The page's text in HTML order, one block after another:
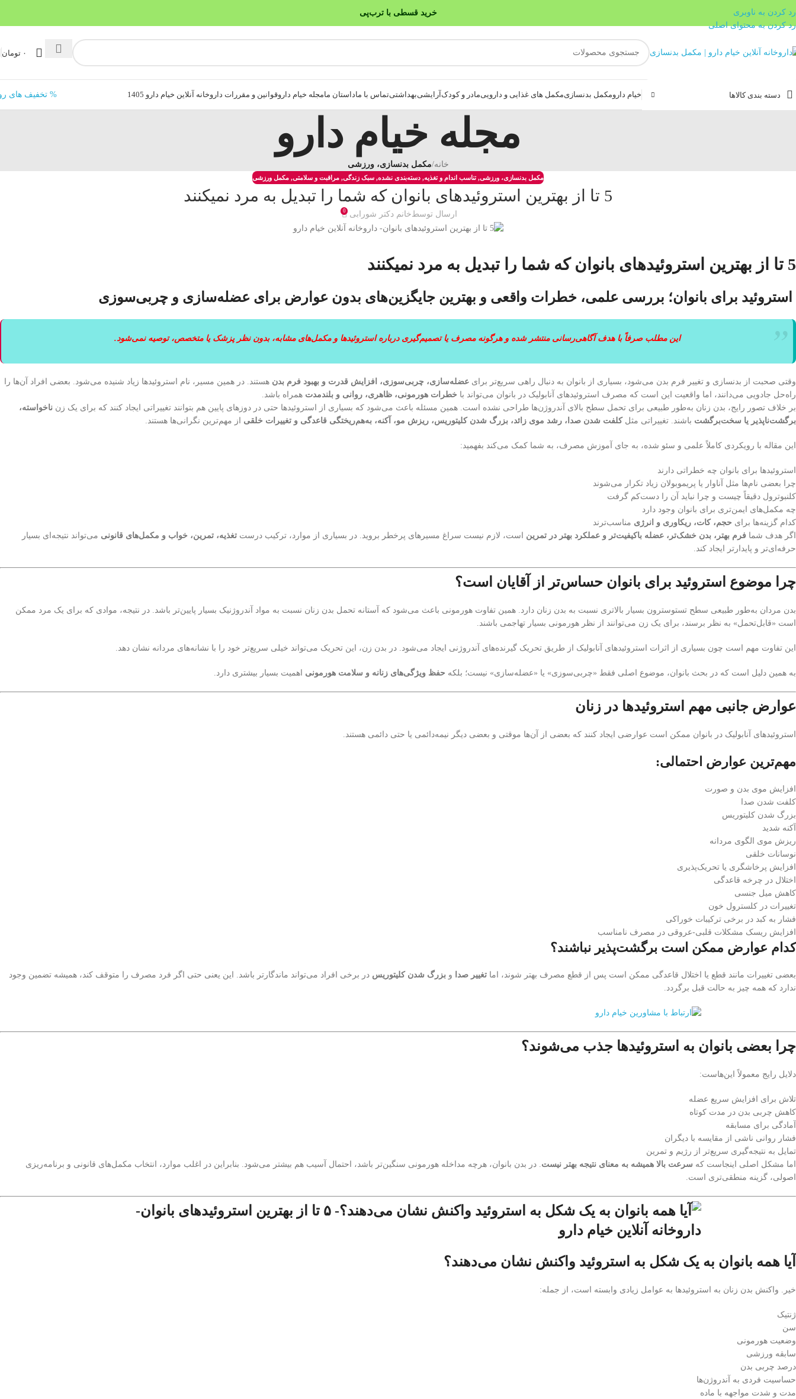
خرید قسطی با ترب‌پی
۴ قسط، بدون کارمزد
بدون ضامن، بدون سود
رد کردن به ناوبری
رد کردن به محتوای اصلی
۰ تومان
دسته بندی کالاها خیام دارومکمل بدنسازیمکمل های غذایی و داروییمادر و کودک آرایشیبهداشتیتماس با ماداستان مامجله خیام داروقوانین و مقررات داروخانه آنلاین خیام دارو 1405 % تخفیف های
مجله خیام دارو
خانه/مکمل بدنسازی، ورزشی
مکمل بدنسازی، ورزشی,تناسب اندام و تغذیه, دسته‌بندی نشده, سبک زندگی, مراقبت و سلامتی, مکمل ورزشی
5 تا از بهترین استروئیدهای بانوان که شما را تبدیل به مرد نمیکنند
ارسال توسطخانم دکتر شورابی 0
5 تا از بهترین استروئیدهای بانوان که شما را تبدیل به مرد نمیکنند
استروئید برای بانوان؛ بررسی علمی، خطرات واقعی و بهترین جایگزین‌های بدون عوارض برای عضله‌سازی و چربی‌سوزی
این مطلب صرفاً با هدف آگاهی‌رسانی منتشر شده و هرگونه مصرف یا تصمیم‌گیری درباره استروئیدها و مکمل‌های مشابه، بدون نظر پزشک یا متخصص، توصیه نمی‌شود.
وقتی صحبت از بدنسازی و تغییر فرم بدن می‌شود، بسیاری از بانوان به دنبال راهی سریع‌تر برای عضله‌سازی، چربی‌سوزی، افزایش قدرت و بهبود فرم بدن هستند. در همین مسیر، نام استروئیدها زیاد شنیده می‌شود. بعضی افراد آن‌ها را
راه‌حل جادویی می‌دانند، اما واقعیت این است که مصرف استروئیدهای آنابولیک در بانوان می‌تواند با خطرات هورمونی، ظاهری، روانی و بلندمدت همراه باشد.
بر خلاف تصور رایج، بدن زنان به‌طور طبیعی برای تحمل سطح بالای آندروژن‌ها طراحی نشده است. همین مسئله باعث می‌شود که بسیاری از استروئیدها حتی در دوزهای پایین هم بتوانند تغییراتی ایجاد کنند که برای یک زن ناخواسته،
برگشت‌ناپذیر یا سخت‌برگشت باشند. تغییراتی مثل کلفت شدن صدا، رشد موی زائد، بزرگ شدن کلیتوریس، ریزش مو، آکنه، به‌هم‌ریختگی قاعدگی و تغییرات خلقی از مهم‌ترین نگرانی‌ها هستند.
این مقاله با رویکردی کاملاً علمی و سئو شده، به جای آموزش مصرف، به شما کمک می‌کند بفهمید:
استروئیدها برای بانوان چه خطراتی دارند
چرا بعضی نام‌ها مثل آناوار یا پریموبولان زیاد تکرار می‌شوند
کلنبوترول دقیقاً چیست و چرا نباید آن را دست‌کم گرفت
چه مکمل‌های ایمن‌تری برای بانوان وجود دارد
کدام گزینه‌ها برای حجم، کات، ریکاوری و انرژی مناسب‌ترند
اگر هدف شما فرم بهتر، بدن خشک‌تر، عضله باکیفیت‌تر و عملکرد بهتر در تمرین است، لازم نیست سراغ مسیرهای پرخطر بروید. در بسیاری از موارد، ترکیب درست تغذیه، تمرین، خواب و مکمل‌های قانونی می‌تواند نتیجه‌ای بسیار
حرفه‌ای‌تر و پایدارتر ایجاد کند.
چرا موضوع استروئید برای بانوان حساس‌تر از آقایان است؟
بدن مردان به‌طور طبیعی سطح تستوسترون بسیار بالاتری نسبت به بدن زنان دارد. همین تفاوت هورمونی باعث می‌شود که آستانه تحمل بدن زنان نسبت به مواد آندروژنیک بسیار پایین‌تر باشد. در نتیجه، موادی که برای یک مرد ممکن
است «قابل‌تحمل» به نظر برسند، برای یک زن می‌توانند از نظر هورمونی بسیار تهاجمی باشند.
این تفاوت مهم است چون بسیاری از اثرات استروئیدهای آنابولیک از طریق تحریک گیرنده‌های آندروژنی ایجاد می‌شود. در بدن زن، این تحریک می‌تواند خیلی سریع‌تر خود را با نشانه‌های مردانه نشان دهد.
به همین دلیل است که در بحث بانوان، موضوع اصلی فقط «چربی‌سوزی» یا «عضله‌سازی» نیست؛ بلکه حفظ ویژگی‌های زنانه و سلامت هورمونی اهمیت بسیار بیشتری دارد.
عوارض جانبی مهم استروئیدها در زنان
استروئیدهای آنابولیک در بانوان ممکن است عوارضی ایجاد کنند که بعضی از آن‌ها موقتی و بعضی دیگر نیمه‌دائمی یا حتی دائمی هستند.
مهم‌ترین عوارض احتمالی:
افزایش موی بدن و صورت
کلفت شدن صدا
بزرگ شدن کلیتوریس
آکنه شدید
ریزش موی الگوی مردانه
نوسانات خلقی
افزایش پرخاشگری یا تحریک‌پذیری
اختلال در چرخه قاعدگی
کاهش میل جنسی
تغییرات در کلسترول خون
فشار به کبد در برخی ترکیبات خوراکی
افزایش ریسک مشکلات قلبی-عروقی در مصرف نامناسب
کدام عوارض ممکن است برگشت‌پذیر نباشند؟
بعضی تغییرات مانند قطع یا اختلال قاعدگی ممکن است پس از قطع مصرف بهتر شوند، اما تغییر صدا و بزرگ شدن کلیتوریس در برخی افراد می‌تواند ماندگارتر باشد. این یعنی حتی اگر فرد مصرف را متوقف کند، همیشه تضمین وجود
ندارد که همه چیز به حالت قبل برگردد.
چرا بعضی بانوان به استروئیدها جذب می‌شوند؟
دلایل رایج معمولاً این‌هاست:
تلاش برای افزایش سریع عضله
کاهش چربی بدن در مدت کوتاه
آمادگی برای مسابقه
فشار روانی ناشی از مقایسه با دیگران
تمایل به نتیجه‌گیری سریع‌تر از رژیم و تمرین
اما مشکل اصلی اینجاست که سرعت بالا همیشه به معنای نتیجه بهتر نیست. در بدن بانوان، هرچه مداخله هورمونی سنگین‌تر باشد، احتمال آسیب هم بیشتر می‌شود. بنابراین در اغلب موارد، انتخاب مکمل‌های قانونی و برنامه‌ریزی
اصولی، گزینه منطقی‌تری است.
آیا همه بانوان به یک شکل به استروئید واکنش نشان می‌دهند؟
خیر. واکنش بدن زنان به استروئیدها به عوامل زیادی وابسته است، از جمله:
ژنتیک
سن
وضعیت هورمونی
سابقه ورزشی
درصد چربی بدن
حساسیت فردی به آندروژن‌ها
مدت و شدت مواجهه با ماده